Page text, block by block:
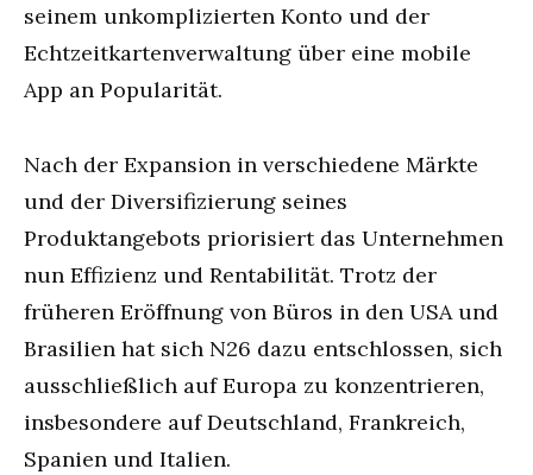
seinem unkomplizierten Konto und der
Echtzeitkartenverwaltung über eine mobile
App an Popularität.
Nach der Expansion in verschiedene Märkte
und der Diversifizierung seines
Produktangebots priorisiert das Unternehmen
nun Effizienz und Rentabilität. Trotz der
früheren Eröffnung von Büros in den USA und
Brasilien hat sich N26 dazu entschlossen, sich
ausschließlich auf Europa zu konzentrieren,
insbesondere auf Deutschland, Frankreich,
Spanien und Italien.